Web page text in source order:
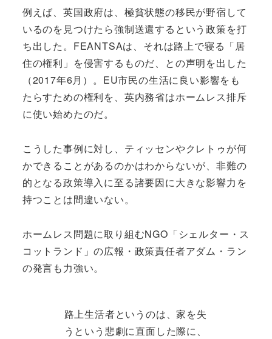
例えば、英国政府は、極貧状態の移民が野宿して
いるのを見つけたら強制送還するという政策を打
ち出した。FEANTSAは、それは路上で寝る「居
住の権利」を侵害するものだ、との声明を出した
（2017年6月）。EU市民の生活に良い影響をも
たらすための権利を、英内務省はホームレス排斥
に使い始めたのだ。
こうした事例に対し、ティッセンやクレトゥが何
かできることがあるのかはわからないが、非難の
的となる政策導入に至る諸要因に大きな影響力を
持つことは間違いない。
ホームレス問題に取り組むNGO「シェルター・ス
コットランド」の広報・政策責任者アダム・ラン
の発言も力強い。
路上生活者というのは、家を失
うという悲劇に直面した際に、